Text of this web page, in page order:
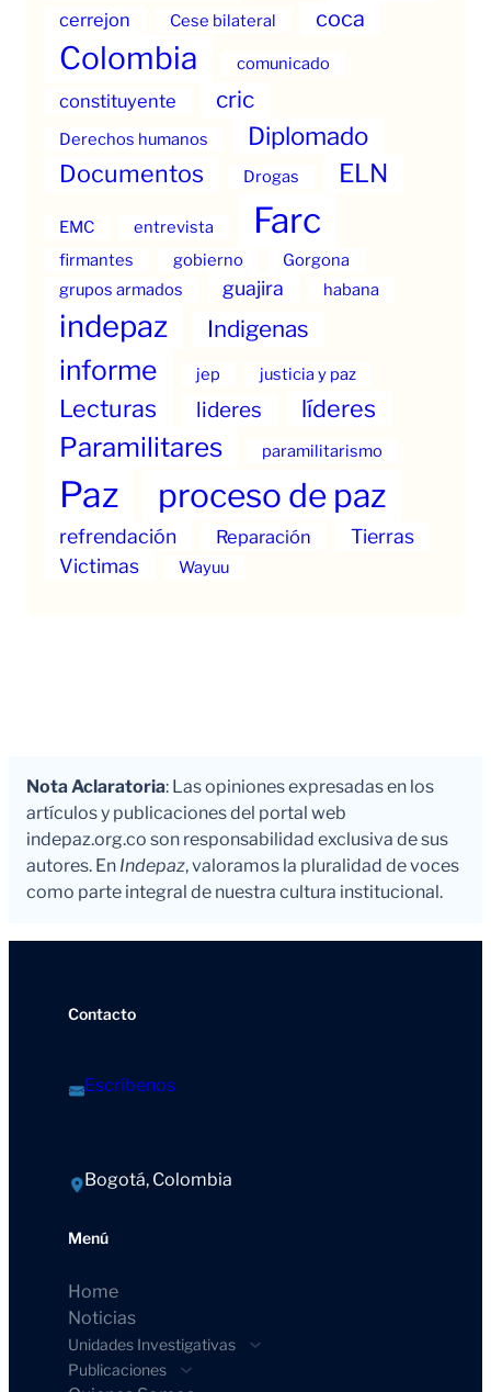
cerrejon Cese bilateral coca
Colombia comunicado
constituyente cric
Derechos humanos Diplomado
Documentos Drogas ELN
EMC entrevista Farc
firmantes gobierno
Gorgona
grupos armados
guajira habana
indepaz Indigenas
informe jep justicia y paz
Lecturas lideres líderes
Paramilitares paramilitarismo
Paz proceso de paz
refrendación Reparación
Tierras
Victimas
Wayuu
Nota Aclaratoria: Las opiniones expresadas en los
artículos y publicaciones del portal web
indepaz.org.co son responsabilidad exclusiva de sus
autores. En Indepaz, valoramos la pluralidad de voces
como parte integral de nuestra cultura institucional.
Contacto
Escríbenos
Bogotá, Colombia
Menú
Home
Noticias
Unidades Investigativas
Publicaciones